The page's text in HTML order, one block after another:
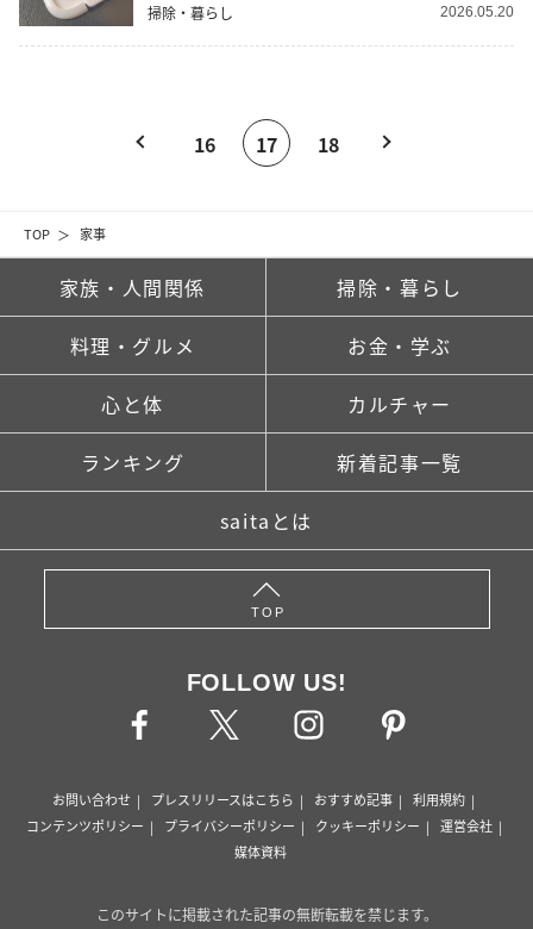
TOP 家事
掃除・暮らし 2026.05.20
16 17 18
家族・人間関係 掃除・暮らし
料理・グルメ お金・学ぶ
心と体 カルチャー
ランキング 新着記事一覧
saitaとは
TOP
FOLLOW US!
お問い合わせ プレスリリースはこちら おすすめ記事
利用規約
コンテンツポリシー
プライバシーポリシー クッキーポリシー
運営会社
媒体資料
このサイトに掲載された記事の無断転載を禁じます。